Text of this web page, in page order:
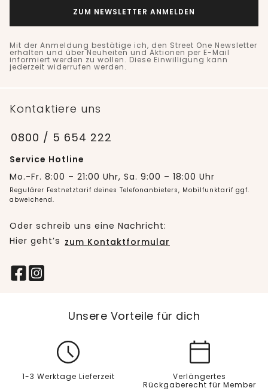
ZUM NEWSLETTER ANMELDEN
Mit der Anmeldung bestätige ich, den Street One Newsletter
erhalten und über Neuheiten und Aktionen per E-Mail
informiert werden zu wollen. Diese Einwilligung kann
jederzeit widerrufen werden.
Kontaktiere uns
0800 / 5 654 222
Service Hotline
Mo.-Fr. 8:00 – 21:00 Uhr, Sa. 9:00 – 18:00 Uhr
Regulärer Festnetztarif deines Telefonanbieters, Mobilfunktarif ggf.
abweichend.
Oder schreib uns eine Nachricht:
Hier geht’s zum Kontaktformular
Unsere Vorteile für dich
1-3 Werktage Lieferzeit
Verlängertes
Rückgaberecht für Member